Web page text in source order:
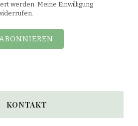
werden. Meine Einwilligung
KONTAKT